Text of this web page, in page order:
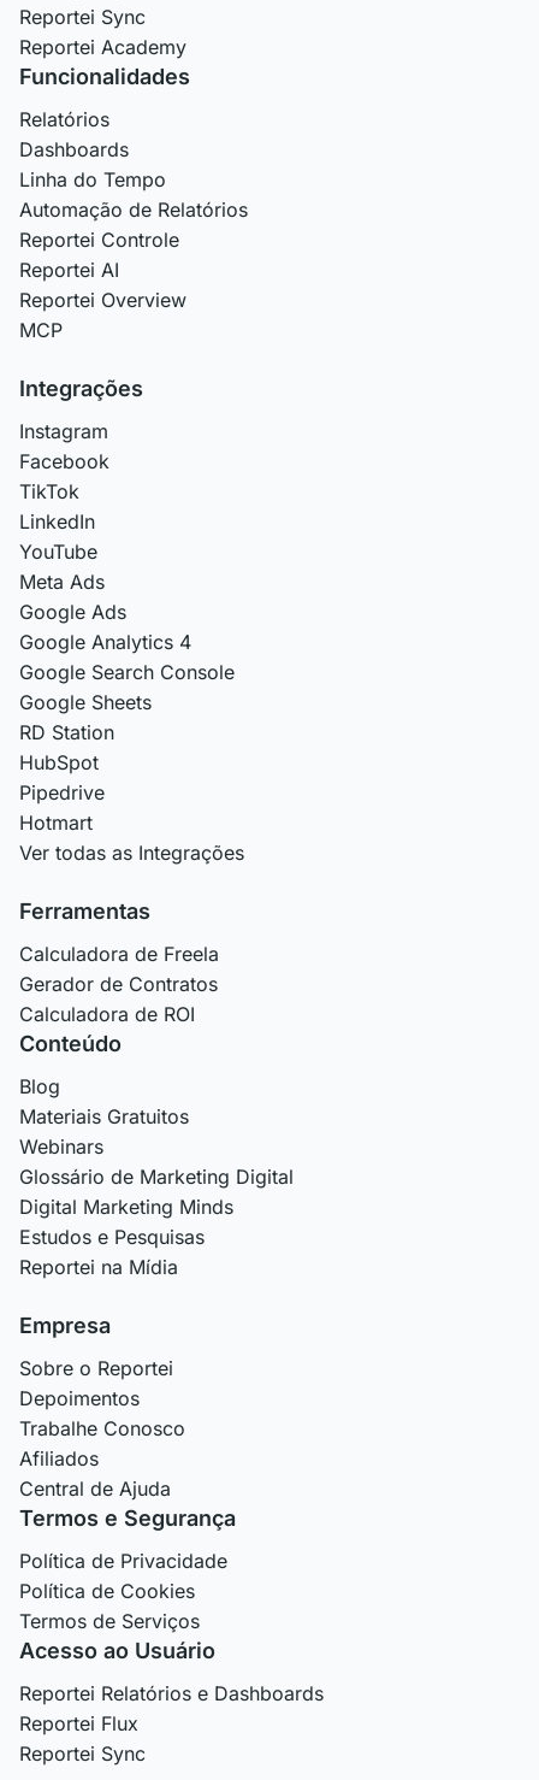
Reportei Sync
Reportei Academy
Funcionalidades
Relatórios
Dashboards
Linha do Tempo
Automação de Relatórios
Reportei Controle
Reportei AI
Reportei Overview
MCP
Integrações
Instagram
Facebook
TikTok
LinkedIn
YouTube
Meta Ads
Google Ads
Google Analytics 4
Google Search Console
Google Sheets
RD Station
HubSpot
Pipedrive
Hotmart
Ver todas as Integrações
Ferramentas
Calculadora de Freela
Gerador de Contratos
Calculadora de ROI
Conteúdo
Blog
Materiais Gratuitos
Webinars
Glossário de Marketing Digital
Digital Marketing Minds
Estudos e Pesquisas
Reportei na Mídia
Empresa
Sobre o Reportei
Depoimentos
Trabalhe Conosco
Afiliados
Central de Ajuda
Termos e Segurança
Política de Privacidade
Política de Cookies
Termos de Serviços
Acesso ao Usuário
Reportei Relatórios e Dashboards
Reportei Flux
Reportei Sync